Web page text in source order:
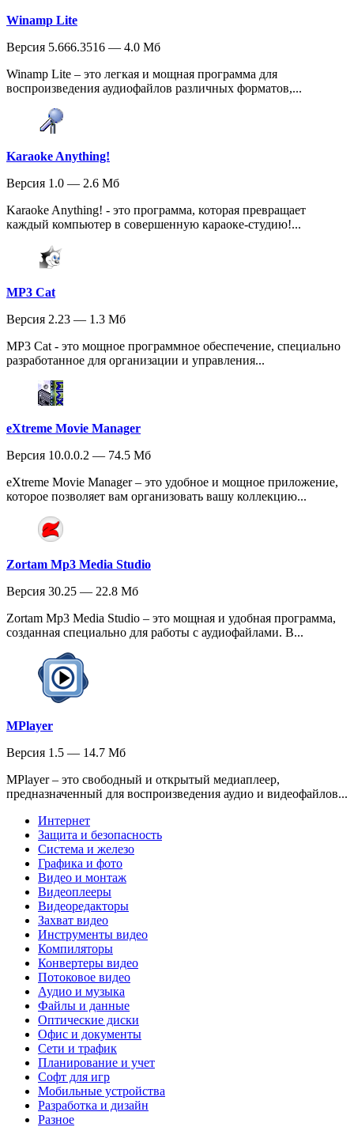
Winamp Lite
Версия 5.666.3516 — 4.0 Мб
Winamp Lite – это легкая и мощная программа для
воспроизведения аудиофайлов различных форматов,...
Karaoke Anything!
Версия 1.0 — 2.6 Мб
Karaoke Anything! - это программа, которая превращает
каждый компьютер в совершенную караоке-студию!...
MP3 Cat
Версия 2.23 — 1.3 Мб
MP3 Cat - это мощное программное обеспечение, специально
разработанное для организации и управления...
eXtreme Movie Manager
Версия 10.0.0.2 — 74.5 Мб
eXtreme Movie Manager – это удобное и мощное приложение,
которое позволяет вам организовать вашу коллекцию...
Zortam Mp3 Media Studio
Версия 30.25 — 22.8 Мб
Zortam Mp3 Media Studio – это мощная и удобная программа,
созданная специально для работы с аудиофайлами. В...
MPlayer
Версия 1.5 — 14.7 Мб
MPlayer – это свободный и открытый медиаплеер,
предназначенный для воспроизведения аудио и видеофайлов...
Интернет
Защита и безопасность
Система и железо
Графика и фото
Видео и монтаж
Видеоплееры
Видеоредакторы
Захват видео
Инструменты видео
Компиляторы
Конвертеры видео
Потоковое видео
Аудио и музыка
Файлы и данные
Оптические диски
Офис и документы
Сети и трафик
Планирование и учет
Софт для игр
Мобильные устройства
Разработка и дизайн
Разное